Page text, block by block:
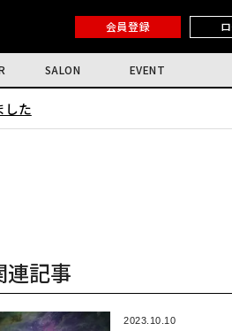
会員登録
SALON EVENT
した
連記事
2023.10.10